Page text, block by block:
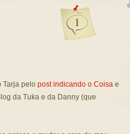
1
Tarja pelo post indicando o Coisae
da Tuka e da Danny (que